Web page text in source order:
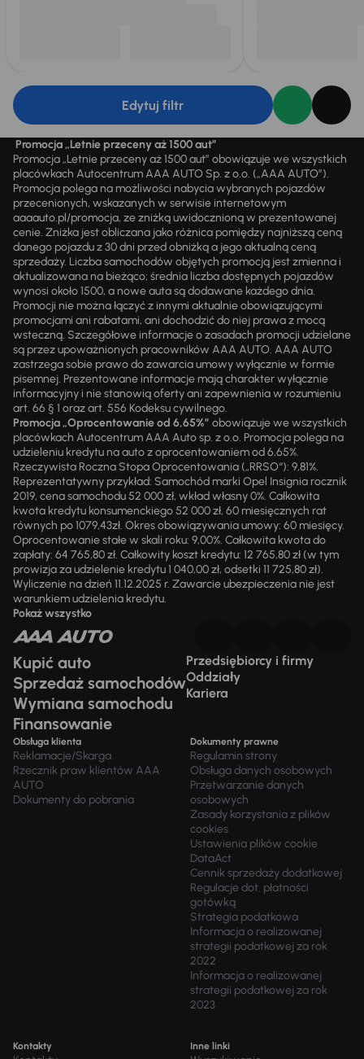
Edytuj filtr
Promocja „Letnie przeceny aż 1500 aut”
Promocja „Letnie przeceny aż 1500 aut” obowiązuje we wszystkich
placówkach Autocentrum AAA AUTO Sp. z o.o. („AAA AUTO”).
Promocja polega na możliwości nabycia wybranych pojazdów
przecenionych, wskazanych w serwisie internetowym
aaaauto.pl/promocja, ze zniżką uwidocznioną w prezentowanej
cenie. Zniżka jest obliczana jako różnica pomiędzy najniższą ceną
danego pojazdu z 30 dni przed obniżką a jego aktualną ceną
sprzedaży. Liczba samochodów objętych promocją jest zmienna i
aktualizowana na bieżąco; średnia liczba dostępnych pojazdów
wynosi około 1500, a nowe auta są dodawane każdego dnia.
Promocji nie można łączyć z innymi aktualnie obowiązującymi
promocjami ani rabatami, ani dochodzić do niej prawa z mocą
wsteczną. Szczegółowe informacje o zasadach promocji udzielane
są przez upoważnionych pracowników AAA AUTO. AAA AUTO
zastrzega sobie prawo do zawarcia umowy wyłącznie w formie
pisemnej. Prezentowane informacje mają charakter wyłącznie
informacyjny i nie stanowią oferty ani zapewnienia w rozumieniu
art. 66 § 1 oraz art. 556 Kodeksu cywilnego.
Promocja „Oprocentowanie od 6,65%” obowiązuje we wszystkich
placówkach Autocentrum AAA Auto sp. z o.o. Promocja polega na
udzieleniu kredytu na auto z oprocentowaniem od 6,65%.
Rzeczywista Roczna Stopa Oprocentowania („RRSO“): 9,81%.
Reprezentatywny przykład: Samochód marki Opel Insignia rocznik
2019, cena samochodu 52 000 zł, wkład własny 0%. Całkowita
kwota kredytu konsumenckiego 52 000 zł, 60 miesięcznych rat
równych po 1079,43zł. Okres obowiązywania umowy: 60 miesięcy.
Oprocentowanie stałe w skali roku: 9,00%. Całkowita kwota do
zapłaty: 64 765,80 zł. Całkowity koszt kredytu: 12 765,80 zł (w tym
prowizja za udzielenie kredytu 1 040,00 zł, odsetki 11 725,80 zł).
Wyliczenie na dzień 11.12.2025 r. Zawarcie ubezpieczenia nie jest
warunkiem udzielenia kredytu.
Pokaż wszystko
Kupić auto
Sprzedaż samochodów
Wymiana samochodu
Finansowanie
Przedsiębiorcy i firmy
Oddziały
Kariera
Obsługa klienta
Reklamacje/Skarga
Rzecznik praw klientów AAA
AUTO
Dokumenty do pobrania
Dokumenty prawne
Regulamin strony
Obsługa danych osobowych
Przetwarzanie danych
osobowych
Zasady korzystania z plików
cookies
Ustawienia plików cookie
DataAct
Cennik sprzedaży dodatkowej
Regulacje dot. płatności
gotówką
Strategia podatkowa
Informacja o realizowanej
strategii podatkowej za rok
2022
Informacja o realizowanej
strategii podatkowej za rok
2023
Kontakty Inne linki